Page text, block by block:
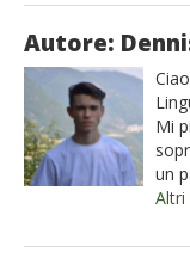
Autore:
Mi
un